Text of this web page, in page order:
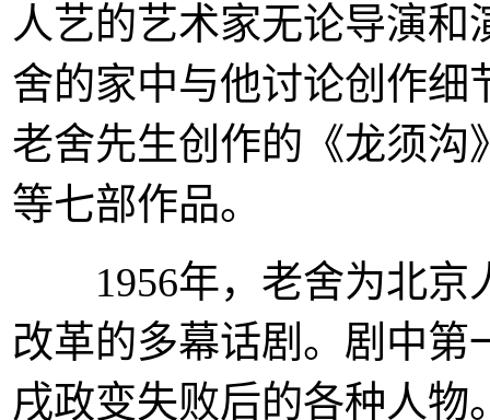
人艺的艺术家无论导演
舍的家中与他讨论创作细
老舍先生创作的《龙须沟
等七部作品。
1956年，老舍为北京
改革的多幕话剧。剧中第
戌政变失败后的各种人物